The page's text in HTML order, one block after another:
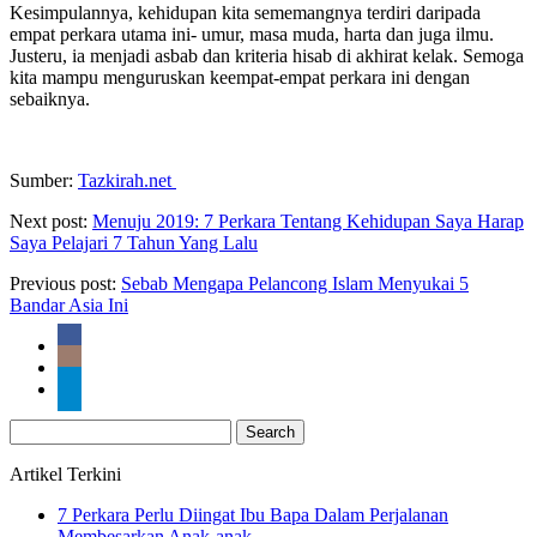
Kesimpulannya, kehidupan kita sememangnya terdiri daripada
empat perkara utama ini- umur, masa muda, harta dan juga ilmu.
Justeru, ia menjadi asbab dan kriteria hisab di akhirat kelak. Semoga
kita mampu menguruskan keempat-empat perkara ini dengan
sebaiknya.
Sumber: Tazkirah.net
Next post: Menuju 2019: 7 Perkara Tentang Kehidupan Saya Harap
Saya Pelajari 7 Tahun Yang Lalu
Previous post: Sebab Mengapa Pelancong Islam Menyukai 5
Bandar Asia Ini
for:
Artikel Terkini
7 Perkara Perlu Diingat Ibu Bapa Dalam Perjalanan